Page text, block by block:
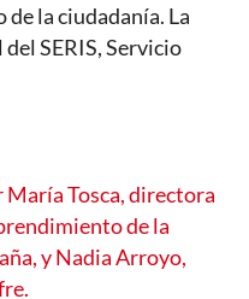
la ciudadanía. La
SERIS, Servicio